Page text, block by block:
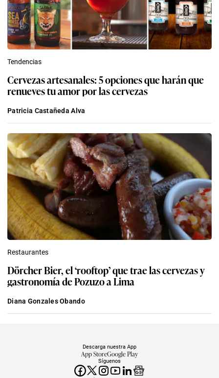
Tendencias
Cervezas artesanales: 5 opciones que harán que
renueves tu amor por las cervezas
Patricia Castañeda Alva
Restaurantes
Dörcher Bier, el ‘rooftop’ que trae las cervezas y
gastronomía de Pozuzo a Lima
Diana Gonzales Obando
Síguenos
Descarga nuestra App
App StoreGoogle Play